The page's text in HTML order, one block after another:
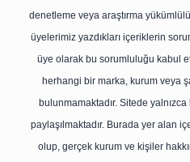
denetleme veya araştırma
üyelerimiz yazdıkları içeriklerin
üye olarak bu sorumluluğu kabul
herhangi bir marka, kurum veya
bulunmamaktadır. Sitede yalnızca
paylaşılmaktadır. Burada yer alan
olup, gerçek kurum ve kişiler